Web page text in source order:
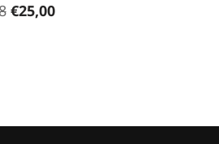
€25,00